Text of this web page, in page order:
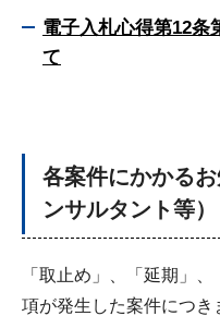
電子入札心得第12条
て
各案件にかかる
ンサルタント等）
「取止め」、「延期」
項が発生した案件につ